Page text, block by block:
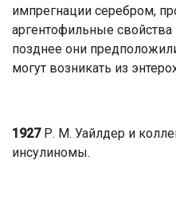
импрегнации серебром,
аргентофильные
позднее они
могут возникать из
1927Р. М. Уайлдер и
инсулиномы.